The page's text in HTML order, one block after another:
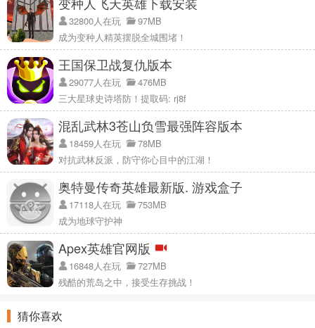
32800人在玩
97MB
成为变种人精英摆脱全城围堵！
王国保卫战复仇版本
29077人在玩
476MB
三大星球史诗塔防！提取码: rj8f
混乱武林3苍山负雪最强阵容版本
18459人在玩
78MB
对抗武林反派，防守你心目中的江湖！
奥特曼传奇英雄最新版. 游戏盒子
17118人在玩
753MB
成为地球守护神
Apex英雄官网版
16848人在玩
727MB
残酷的荒岛之中，接受生存挑战！
猜你喜欢